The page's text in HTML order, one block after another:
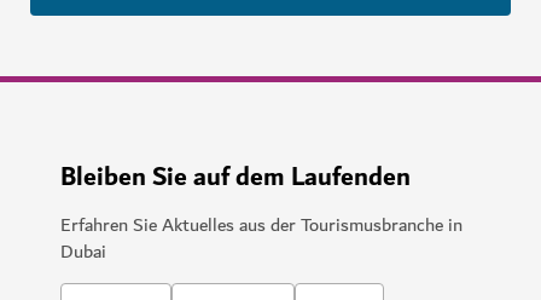
Bleiben Sie auf dem Laufenden
Erfahren Sie Aktuelles aus der Tourismusbranche in
Dubai